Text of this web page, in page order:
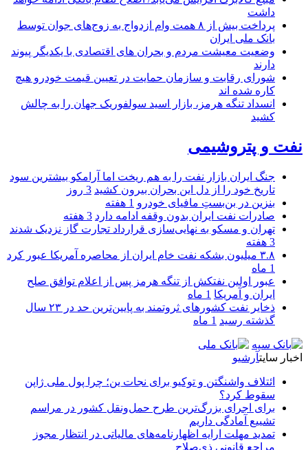
داشت
پرداخت بیش از ۸ همت وام ازدواج به زوج‌های جوان توسط
بانک ملی ایران
وضعیت معیشت مردم و بحران های اقتصادی با یکدیگر پیوند
دارند
شورای رقابت و سازمان حمایت در تعیین قیمت خودرو هیچ
کاره شده اند
انسداد تنگه هرمز، بازار اسید سولفوریک جهان را به چالش
کشید
نفت و پتروشیمی
جنگ ایران بازار نفت را به هم ریخت اما آرامکو بیشترین سود
تاریخ خود را از دل این بحران بیرون کشید 3 روز
بنزین در بن‌بستِ مافیای خودرو 1 هفته
صادرات نفت ایران بدون وقفه ادامه دارد 3 هفته
تهران و مسکو به نهایی‌سازی قرارداد تجارت گاز نزدیک شدند
3 هفته
۳.۸ میلیون بشکه نفت خام ایران از محاصره آمریکا عبور کرد
1 ماه
عبور اولین نفتکش از تنگه هرمز پس از اعلام توافق صلح
ایران و آمریکا 1 ماه
ذخایر نفت کشورهای ثروتمند به پایین‌ترین حد در ۲۳ سال
گذشته رسید 1 ماه
اخبار سایتآرشیو
ائتلاف واشنگتن و توکیو برای نجات ین؛ چرا پول ملی ژاپن
سقوط کرد؟
برای اجرای بزرگ‌ترین طرح حمل‌ونقل کشور در مراسم
تشییع آمادگی داریم
تمدید مهلت ارایه اظهارنامه‌های مالیاتی در انتظار مجوز
مراجع قانونی ذی‌‏صلاح